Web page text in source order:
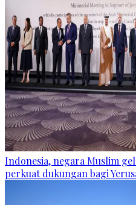
Indonesia, negara Muslim
perkuat dukungan bagi